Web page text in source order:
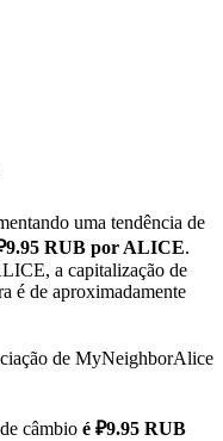
preciosos e commodities
uma tendência de
RUB por ALICE.
a capitalização de
é de aproximadamente
de MyNeighborAlice
câmbio é ₽9.95 RUB